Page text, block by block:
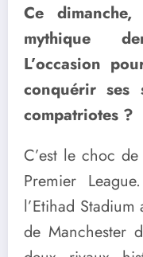
Ce
mythique
L’occasion
conquérir ses
compatriotes ?
C’est le choc
Premier
l’Etihad
de Manchester